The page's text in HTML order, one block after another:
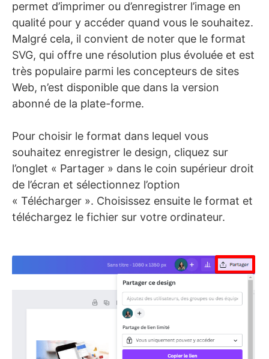
permet d’imprimer ou d’enregistrer l’image en
qualité pour y accéder quand vous le souhaitez.
Malgré cela, il convient de noter que le format
SVG, qui offre une résolution plus évoluée et est
très populaire parmi les concepteurs de sites
Web, n’est disponible que dans la version
abonné de la plate-forme.
Pour choisir le format dans lequel vous
souhaitez enregistrer le design, cliquez sur
l’onglet « Partager » dans le coin supérieur droit
de l’écran et sélectionnez l’option
« Télécharger ». Choisissez ensuite le format et
téléchargez le fichier sur votre ordinateur.